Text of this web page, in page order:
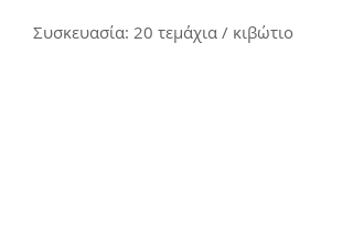
Συσκευασία: 20 τεμάχια / κιβώτιο